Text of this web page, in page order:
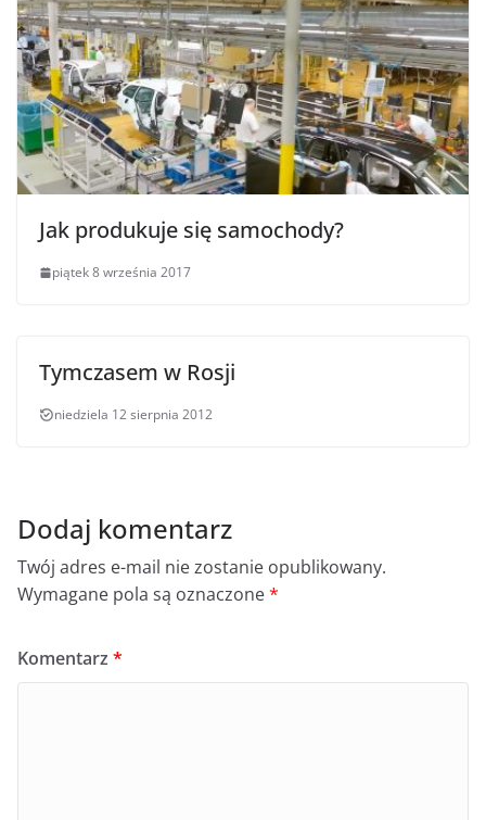
Jak produkuje się samochody?
piątek 8 września 2017
Tymczasem w Rosji
niedziela 12 sierpnia 2012
Dodaj komentarz
Twój adres e-mail nie zostanie opublikowany.
Wymagane pola są oznaczone*
Komentarz *